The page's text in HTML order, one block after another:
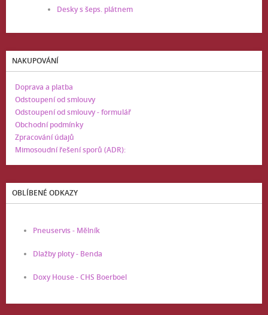
Desky s šeps. plátnem
NAKUPOVÁNÍ
Doprava a platba
Odstoupení od smlouvy
Odstoupení od smlouvy - formulář
Obchodní podmínky
Zpracování údajů
Mimosoudní řešení sporů (ADR):
OBLÍBENÉ ODKAZY
Pneuservis - Mělník
Dlažby ploty - Benda
Doxy House - CHS Boerboel